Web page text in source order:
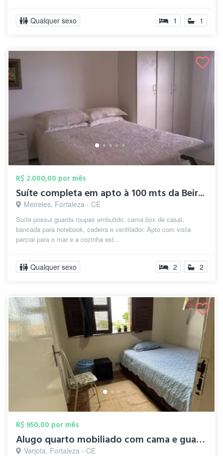
Qualquer sexo 1 1
R$ 2.000,00 por mês
Suíte completa em apto à 100 mts da Beir...
Meireles, Fortaleza - CE
Suíte possui guarda roupas embutido, cama box de casal,
bancada para notebook, cadeira e ventilador. Apto com vista
parcial para o mar e a cozinha est...
Qualquer sexo 2 2
R$ 950,00 por mês
Alugo quarto mobiliado com cama e guarda...
Varjota, Fortaleza - CE